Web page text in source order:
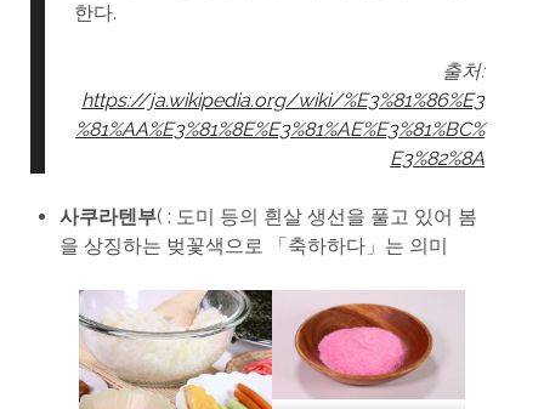
한다.
출처:
https://ja.wikipedia.org/wiki/%E3%81%86%E3
%81%AA%E3%81%8E%E3%81%AE%E3%81%BC%
E3%82%8A
사쿠라텐부( : 도미 등의 흰살 생선을 풀고 있어 봄
을 상징하는 벚꽃색으로 「축하하다」는 의미